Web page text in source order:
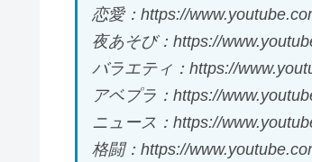
恋愛：https://
夜あそび：https://
バラエティ：https://
アベプラ：https://
ニュース：https://
格闘：https://